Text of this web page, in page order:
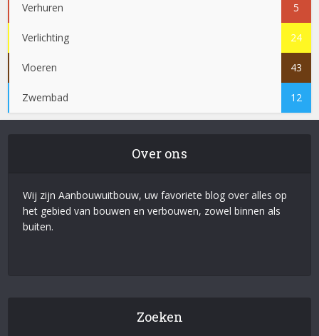
Verhuren 5
Verlichting 24
Vloeren 43
Zwembad 12
Over ons
Wij zijn Aanbouwuitbouw, uw favoriete blog over alles op
het gebied van bouwen en verbouwen, zowel binnen als
buiten.
Zoeken